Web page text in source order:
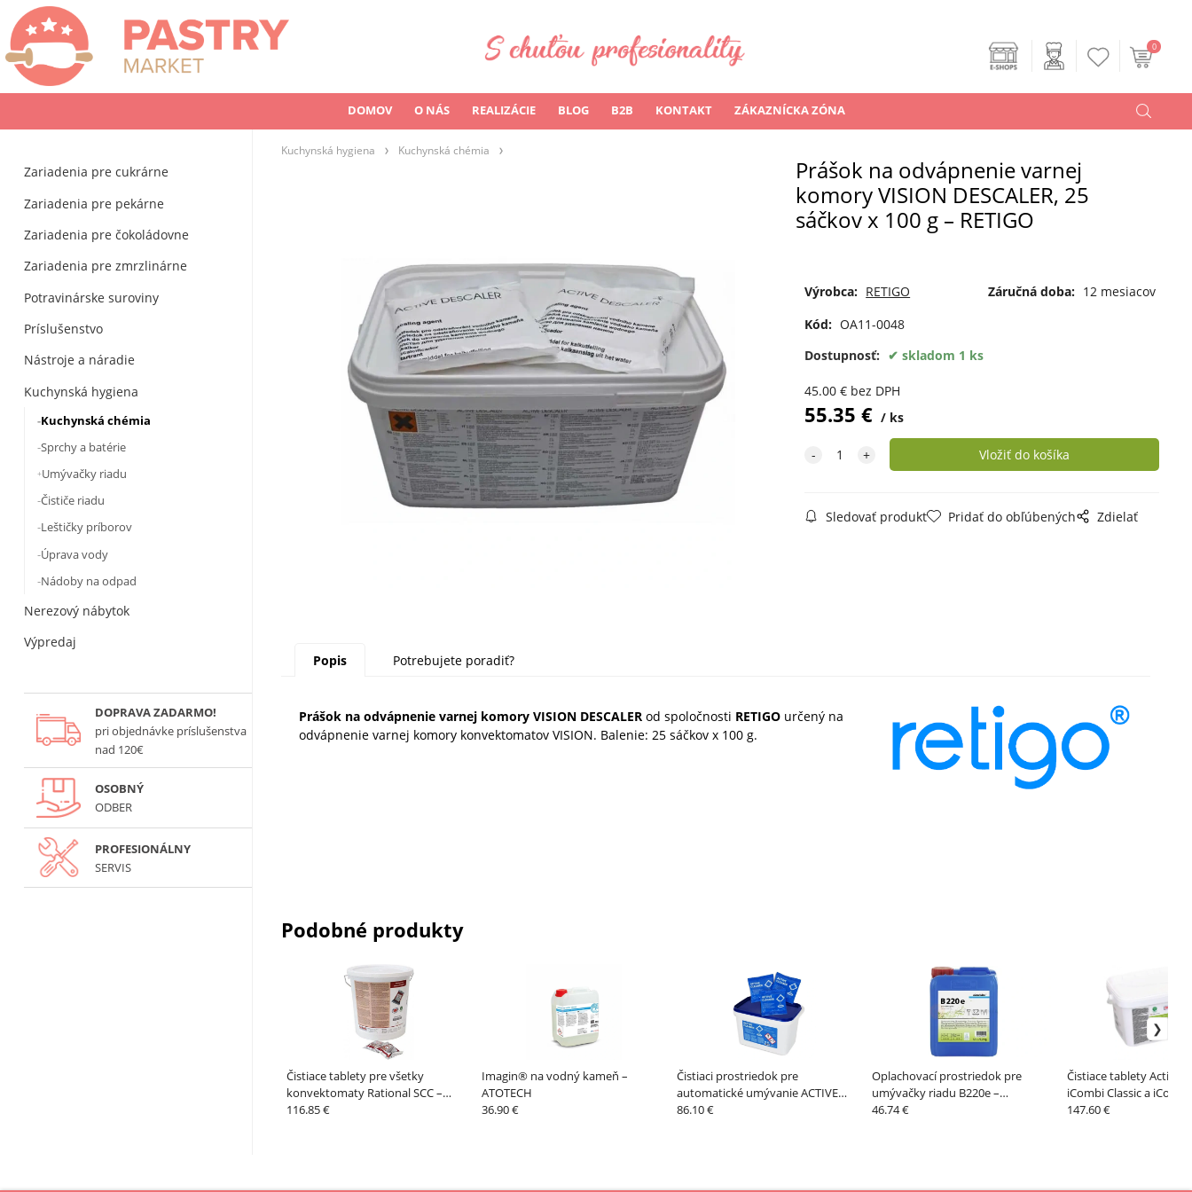
DOMOV O NÁS REALIZÁCIE BLOG B2B KONTAKT ZÁKAZNÍCKA ZÓNA
0
Zariadenia pre cukrárne
Zariadenia pre pekárne
Zariadenia pre čokoládovne
Zariadenia pre zmrzlinárne
Potravinárske suroviny
Príslušenstvo
Nástroje a náradie
Kuchynská hygiena
Kuchynská chémia
Sprchy a batérie
Umývačky riadu
Čističe riadu
Leštičky príborov
Úprava vody
Nádoby na odpad
Nerezový nábytok
Výpredaj
DOPRAVA ZADARMO!
pri objednávke príslušenstva
nad 120€
OSOBNÝ
ODBER
PROFESIONÁLNY
SERVIS
Kuchynská hygiena Kuchynská chémia
Prášok na odvápnenie varnej
komory VISION DESCALER, 25
sáčkov x 100 g – RETIGO
Výrobca: RETIGO Záručná doba: 12 mesiacov
Kód: OA11-0048
Dostupnosť:
skladom 1 ks
45.00 € bez DPH
55.35 € ks
Sledovať produkt Pridať do obľúbených Zdielať
Popis Potrebujete poradiť?
Prášok na odvápnenie varnej komory VISION DESCALER od spoločnosti RETIGO určený na
odvápnenie varnej komory konvektomatov VISION. Balenie: 25 sáčkov x 100 g.
Podobné produkty
Čistiace tablety pre všetky
konvektomaty Rational SCC –
RATIONAL
116.85 €
Imagin® na vodný kameň –
ATOTECH
36.90 €
Čistiaci prostriedok pre
automatické umývanie ACTIVE
CLEANER, 50 sáčkov x 60 g –
86.10 €
Oplachovací prostriedok pre
umývačky riadu B220e –
WINTERHALTER
46.74 €
Čistiace tablety Active
iCombi Classic a
RATIONAL
147.60 €